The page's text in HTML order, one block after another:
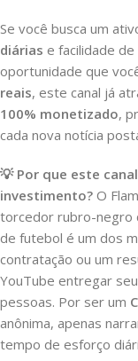
Se você busca um
diárias e facilidade de
oportunidade que
reais, este canal já
100% monetizado,
cada nova notícia
💡 Por que este
investimento? O
torcedor rubro-negro
de futebol é um dos
contratação ou um
YouTube entregar
pessoas. Por ser um
anônima, apenas
tempo de esforço